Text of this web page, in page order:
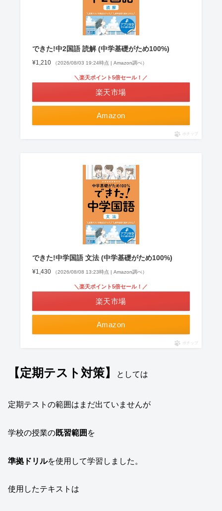
できた!中2国語 読解 (中学基礎がため100%)
¥1,210 （2026/08/03 19:24時点 | Amazon調べ）
Amazon
＼楽天ポイント5倍セール！／
楽天市場
ポチップ
できた!中学国語 文法 (中学基礎がため100%)
¥1,430 （2026/08/08 13:23時点 | Amazon調べ）
Amazon
＼楽天ポイント5倍セール！／
楽天市場
ポチップ
【定期テスト対策】 としては
定期テストの範囲はまだ出ていませんが
学校の授業の既習範囲 を
準拠ドリルを使用して学習しました。
使用したテキストは